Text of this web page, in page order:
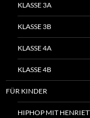
KLASSE 3A
KLASSE 3B
KLASSE 4A
KLASSE 4B
FÜR KINDER
HIPHOP MIT